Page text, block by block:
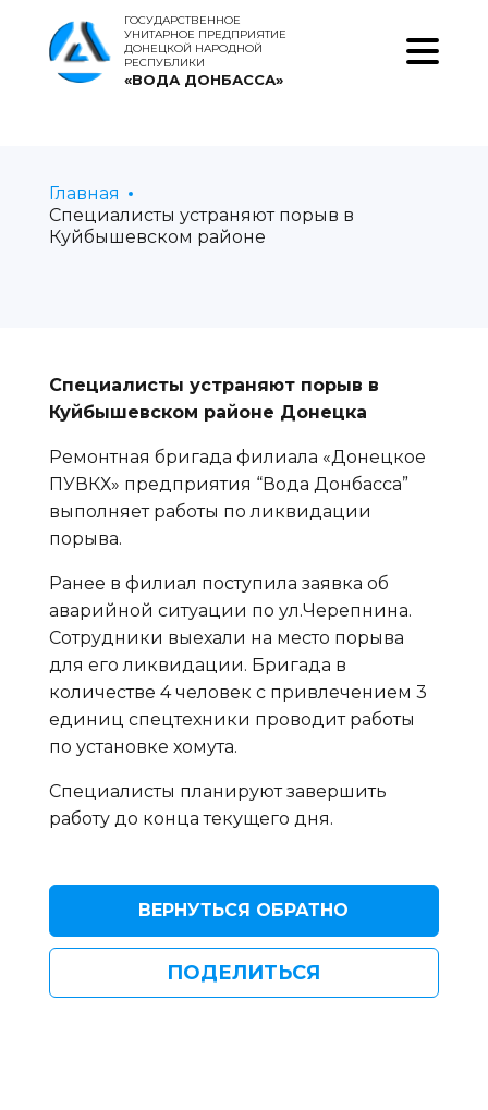
ГОСУДАРСТВЕННОЕ
УНИТАРНОЕ ПРЕДПРИЯТИЕ
ДОНЕЦКОЙ НАРОДНОЙ
РЕСПУБЛИКИ
«ВОДА ДОНБАССА»
Главная
Специалисты устраняют порыв в
Куйбышевском районе
Специалисты устраняют порыв в
Куйбышевском районе Донецка
Ремонтная бригада филиала «Донецкое
ПУВКХ» предприятия “Вода Донбасса”
выполняет работы по ликвидации
порыва.
Ранее в филиал поступила заявка об
аварийной ситуации по ул.Черепнина.
Сотрудники выехали на место порыва
для его ликвидации. Бригада в
количестве 4 человек с привлечением 3
единиц спецтехники проводит работы
по установке хомута.
Специалисты планируют завершить
работу до конца текущего дня.
ВЕРНУТЬСЯ ОБРАТНО
ПОДЕЛИТЬСЯ